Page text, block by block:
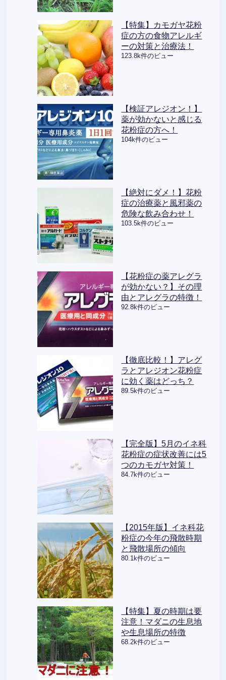
【特集】カモガヤ花粉
症の方の食物アレルギ
ーの対策と治療法！
123.8k件のビュー
【検証アレジオン！】
薬が効かないと感じる
花粉症の方へ！
104k件のビュー
【絶対にダメ！】花粉
症の治療薬と風邪薬の
危険な飲み合わせ！
103.5k件のビュー
【花粉症の薬アレグラ
が効かない？】その理
由とアレグラの特徴！
92.8k件のビュー
【徹底比較！】アレグ
ラとアレジオン花粉症
に効く薬はどっち？
89.5k件のビュー
【完全版】5月のイネ科
花粉症の症状改善には5
つのカモガヤ対策！
84.7k件のビュー
【2015年版】イネ科花
粉症の今年の飛散時期
と飛散場所の傾向
80.1k件のビュー
【特集】夏の時期は要
注意！マダニの生息地
や生息場所の特徴
68.2k件のビュー